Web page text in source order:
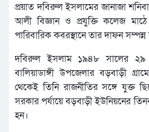
প্রয়াত দবিরুল ইসলামের জানাজা
আলী বিজ্ঞান ও প্রযুক্তি কলেজ
পারিবারিক কবরস্থানে তার দাফন
দবিরুল ইসলাম ১৯৪৮ সালের ২৯
বালিয়াডাঙ্গী উপজেলার বড়বাড়ী
থেকেই তিনি রাজনীতির সঙ্গে যুক্ত
সরকার পর্যায়ে বড়বাড়ী ইউনিয়নের
হন।